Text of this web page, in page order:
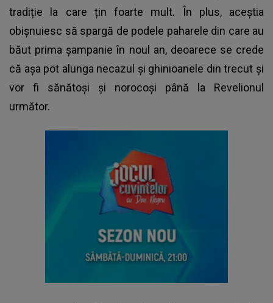
tradiție la care țin foarte mult. În plus, aceștia
obişnuiesc să spargă de podele paharele din care au
băut prima şampanie în noul an, deoarece se crede
că așa pot alunga necazul și ghinioanele din trecut și
vor fi sănătoși și norocoși până la Revelionul
următor.